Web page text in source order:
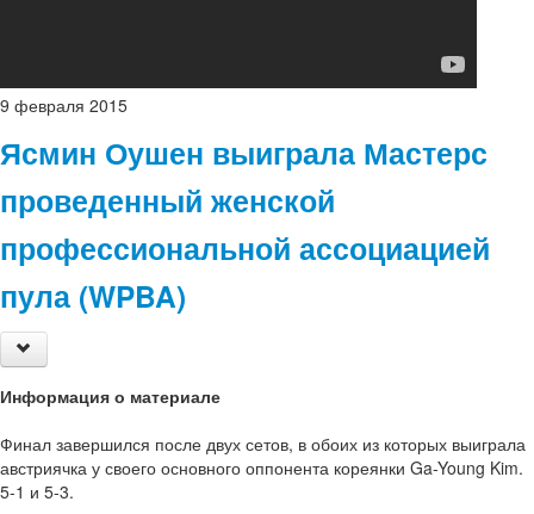
9 февраля 2015
Ясмин Оушен выиграла Мастерс
проведенный женской
профессиональной ассоциацией
пула (WPBA)
Информация о материале
Финал завершился после двух сетов, в обоих из которых выиграла
австриячка у своего основного оппонента кореянки Ga-Young Kim.
5-1 и 5-3.